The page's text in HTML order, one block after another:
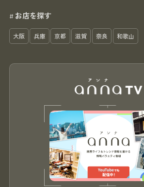
# お店を探す
大阪 兵庫 京都 滋賀 奈良 和歌山